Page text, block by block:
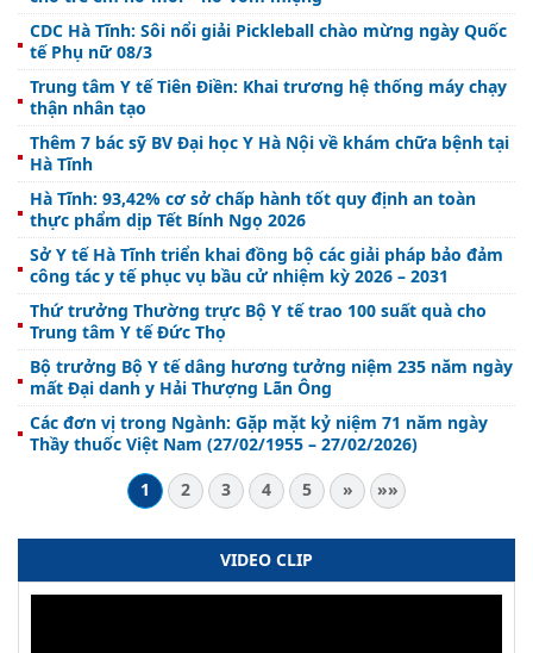
CDC Hà Tĩnh: Sôi nổi giải Pickleball chào mừng ngày Quốc
tế Phụ nữ 08/3
Trung tâm Y tế Tiên Điền: Khai trương hệ thống máy chạy
thận nhân tạo
Thêm 7 bác sỹ BV Đại học Y Hà Nội về khám chữa bệnh tại
Hà Tĩnh
Hà Tĩnh: 93,42% cơ sở chấp hành tốt quy định an toàn
thực phẩm dịp Tết Bính Ngọ 2026
Sở Y tế Hà Tĩnh triển khai đồng bộ các giải pháp bảo đảm
công tác y tế phục vụ bầu cử nhiệm kỳ 2026 – 2031
Thứ trưởng Thường trực Bộ Y tế trao 100 suất quà cho
Trung tâm Y tế Đức Thọ
Bộ trưởng Bộ Y tế dâng hương tưởng niệm 235 năm ngày
mất Đại danh y Hải Thượng Lãn Ông
Các đơn vị trong Ngành: Gặp mặt kỷ niệm 71 năm ngày
Thầy thuốc Việt Nam (27/02/1955 – 27/02/2026)
1
2 3 4 5 » »»
VIDEO CLIP